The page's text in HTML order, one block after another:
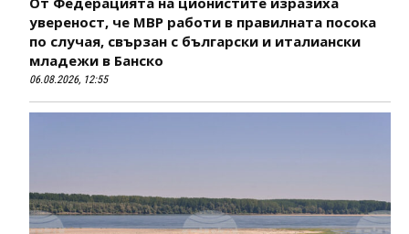
увереност, че МВР работи в правилната посока
по случая, свързан с български и италиански
младежи в Банско
06.08.2026, 12:55